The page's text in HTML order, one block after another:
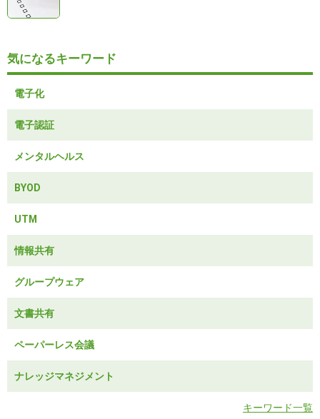
気になるキーワード
電子化
電子認証
メンタルヘルス
BYOD
UTM
情報共有
グループウェア
文書共有
ペーパーレス会議
ナレッジマネジメント
キーワード一覧